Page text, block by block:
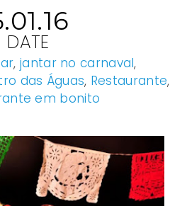
DATE
,jantar no carnaval,
das Águas, Restaurante,
em bonito